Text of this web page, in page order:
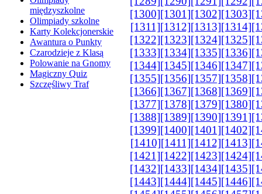
międzyszkolne
Olimpiady szkolne
Karty Kolekcjonerskie
Awantura o Punkty
Czarodzieje z Klasą
Polowanie na Gnomy
Magiczny Quiz
Szczęśliwy Traf
[1300][1301][1302][1303]
[1311][1312][1313][1314]
[1322][1323][1324][1325]
[1333][1334][1335][1336]
[1344][1345][1346][1347]
[1355][1356][1357][1358]
[1366][1367][1368][1369]
[1377][1378][1379][1380]
[1388][1389][1390][1391]
[1399][1400][1401][1402]
[1410][1411][1412][1413]
[1421][1422][1423][1424]
[1432][1433][1434][1435]
[1443][1444][1445][1446]